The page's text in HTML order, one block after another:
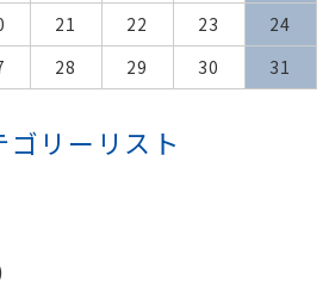
21 22 23
24
28 29 30 31
ゴリーリスト